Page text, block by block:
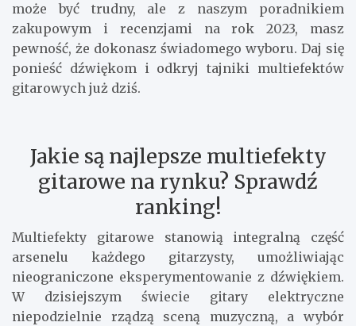
może być trudny, ale z naszym poradnikiem
zakupowym i recenzjami na rok 2023, masz
pewność, że dokonasz świadomego wyboru. Daj się
ponieść dźwiękom i odkryj tajniki multiefektów
gitarowych już dziś.
Jakie są najlepsze multiefekty
gitarowe na rynku? Sprawdź
ranking!
Multiefekty gitarowe stanowią integralną część
arsenelu każdego gitarzysty, umożliwiając
nieograniczone eksperymentowanie z dźwiękiem.
W dzisiejszym świecie gitary elektryczne
niepodzielnie rządzą sceną muzyczną, a wybór